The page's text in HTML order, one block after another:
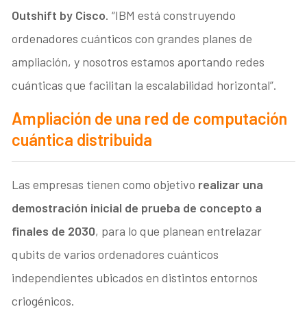
Outshift by Cisco. “IBM está construyendo
ordenadores cuánticos con grandes planes de
ampliación, y nosotros estamos aportando redes
cuánticas que facilitan la escalabilidad horizontal”.
Ampliación de una red de computación
cuántica distribuida
Las empresas tienen como objetivo realizar una
demostración inicial de prueba de concepto a
finales de 2030, para lo que planean entrelazar
qubits de varios ordenadores cuánticos
independientes ubicados en distintos entornos
criogénicos.